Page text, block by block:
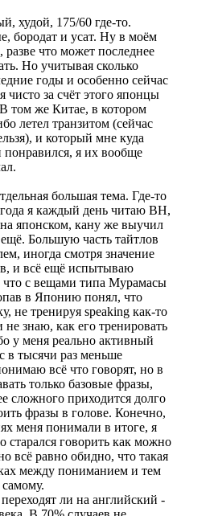
худой, 175/60 где-то.
бородат и усат. Ну в моём
разве что может последнее
Но учитывая сколько
годы и особенно сейчас
чисто за счёт этого японцы
том же Китае, в котором
летел транзитом (сейчас
и который мне куда
я их вообще
большая тема. Где-то
я каждый день читаю ВН,
японском, кану же выучил
Большую часть тайтлов
иногда смотря значение
и всё ещё испытываю
что с вещами типа Мурамасы
в Японию понял, что
не тренируя speaking как-то
не знаю, как его тренировать
у меня реально активный
в тысячи раз меньше
всё что говорят, но в
только базовые фразы,
сложного приходится долго
фразы в голове. Конечно,
меня понимали в итоге, я
старался говорить как можно
всё равно обидно, что такая
между пониманием и тем
ли на английский -